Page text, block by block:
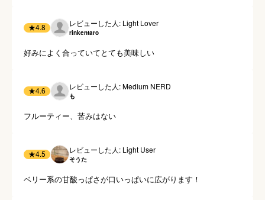
★4.8 レビューした人: Light Lover
rinkentaro
好みによく合っていてとても美味しい
★4.6 レビューした人: Medium NERD
も
フルーティー、苦みはない
★4.5 レビューした人: Light User
そうた
ベリー系の甘酸っぱさが口いっぱいに広がります！